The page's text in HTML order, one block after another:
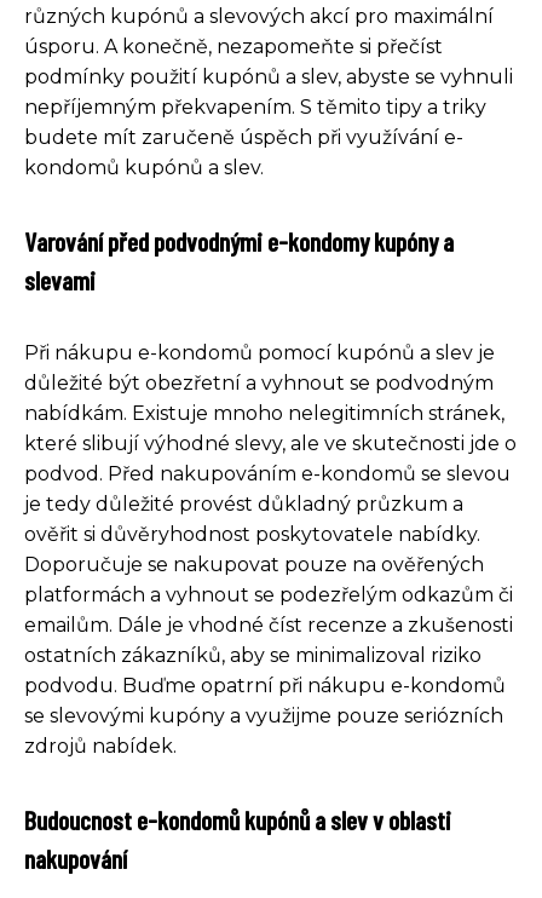
různých kupónů a slevových akcí pro maximální
úsporu. A konečně, nezapomeňte si přečíst
podmínky použití kupónů a slev, abyste se vyhnuli
nepříjemným překvapením. S těmito tipy a triky
budete mít zaručeně úspěch při využívání e-
kondomů kupónů a slev.
Varování před podvodnými e-kondomy kupóny a
slevami
Při nákupu e-kondomů pomocí kupónů a slev je
důležité být obezřetní a vyhnout se podvodným
nabídkám. Existuje mnoho nelegitimních stránek,
které slibují výhodné slevy, ale ve skutečnosti jde o
podvod. Před nakupováním e-kondomů se slevou
je tedy důležité provést důkladný průzkum a
ověřit si důvěryhodnost poskytovatele nabídky.
Doporučuje se nakupovat pouze na ověřených
platformách a vyhnout se podezřelým odkazům či
emailům. Dále je vhodné číst recenze a zkušenosti
ostatních zákazníků, aby se minimalizoval riziko
podvodu. Buďme opatrní při nákupu e-kondomů
se slevovými kupóny a využijme pouze seriózních
zdrojů nabídek.
Budoucnost e-kondomů kupónů a slev v oblasti
nakupování